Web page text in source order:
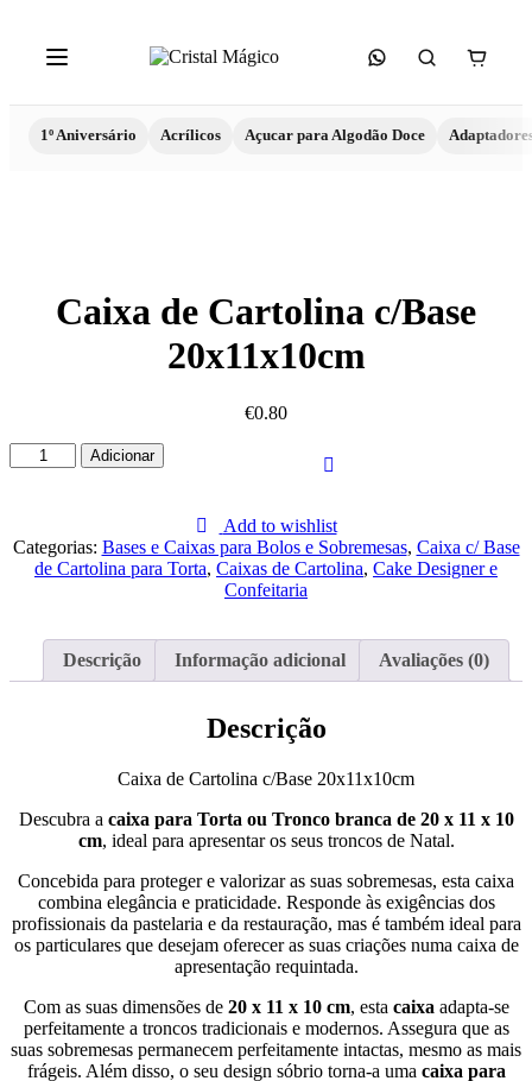
1º Aniversário Acrílicos Açucar para Algodão Doce
Caixa de Cartolina c/Base
20x11x10cm
€0.80
Quantidade
de
Cartolina
c/Base
20x11x10cm
Adicionar
Add to wishlist
Categorias: Bases e Caixas para Bolos e Sobremesas, Caixa c/ Base
de Cartolina para Torta, Caixas de Cartolina, Cake Designer e
Confeitaria
Descrição Informação adicional Avaliações (0)
Descrição
Caixa de Cartolina c/Base 20x11x10cm
Descubra a caixa para Torta ou Tronco branca de 20 x 11 x 10
cm, ideal para apresentar os seus troncos de Natal.
Concebida para proteger e valorizar as suas sobremesas, esta caixa
combina elegância e praticidade. Responde às exigências dos
profissionais da pastelaria e da restauração, mas é também ideal para
os particulares que desejam oferecer as suas criações numa caixa de
apresentação requintada.
Com as suas dimensões de 20 x 11 x 10 cm, esta caixa adapta-se
perfeitamente a troncos tradicionais e modernos. Assegura que as
suas sobremesas permanecem perfeitamente intactas, mesmo as mais
frágeis. Além disso, o seu design sóbrio torna-a uma caixa para